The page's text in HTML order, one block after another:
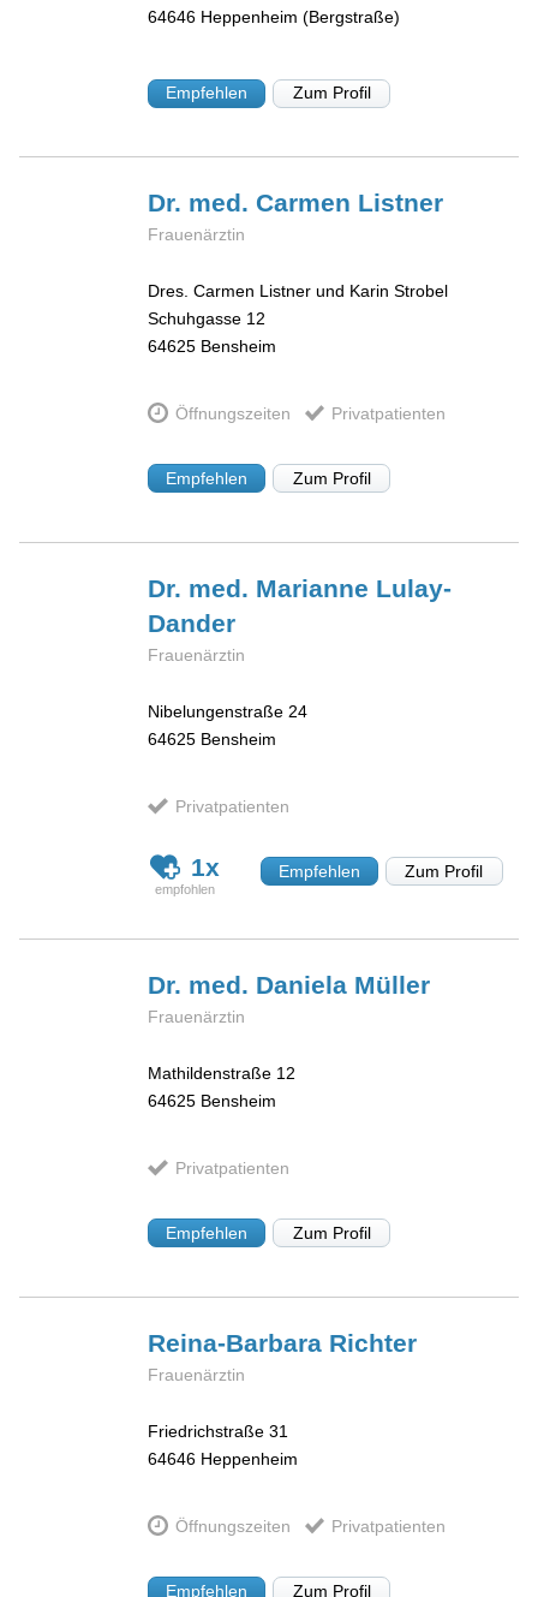
64646 Heppenheim (Bergstraße)
Empfehlen Zum Profil
Dr. med. Carmen Listner
Frauenärztin
Dres. Carmen Listner und Karin Strobel
Schuhgasse 12
64625 Bensheim
Öffnungszeiten Privatpatienten
Empfehlen Zum Profil
Dr. med. Marianne Lulay-
Dander
Frauenärztin
Nibelungenstraße 24
64625 Bensheim
Privatpatienten
1x Empfehlen Zum Profil
Dr. med. Daniela Müller
Frauenärztin
Mathildenstraße 12
64625 Bensheim
Privatpatienten
Empfehlen Zum Profil
Reina-Barbara Richter
Frauenärztin
Friedrichstraße 31
64646 Heppenheim
Öffnungszeiten Privatpatienten
Empfehlen Zum Profil